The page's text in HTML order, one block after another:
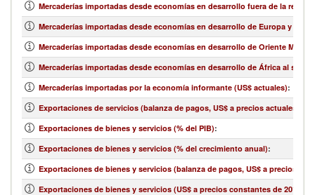
Mercaderías importadas desde economías en desarrollo fuera de la
Mercaderías importadas desde economías en desarrollo de Europa y
Mercaderías importadas desde economías en desarrollo de Oriente
Mercaderías importadas desde economías en desarrollo de África al sur
Mercaderías importadas por la economía informante (US$ actuales):
Exportaciones de servicios (balanza de pagos, US$ a precios actuales)
Exportaciones de bienes y servicios (% del PIB):
Exportaciones de bienes y servicios (% del crecimiento anual):
Exportaciones de bienes y servicios (balanza de pagos, US$ a precios
Exportaciones de bienes y servicios (US$ a precios constantes de 2010)